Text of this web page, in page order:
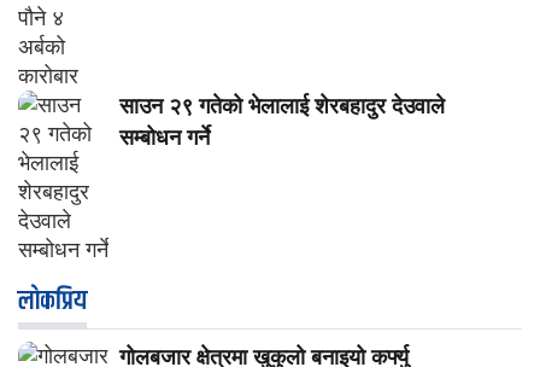
साउन २९ गतेको भेलालाई शेरबहादुर देउवाले
सम्बोधन गर्ने
लाेकप्रिय
गोलबजार क्षेत्रमा खुकुलो बनाइयो कर्फ्यु